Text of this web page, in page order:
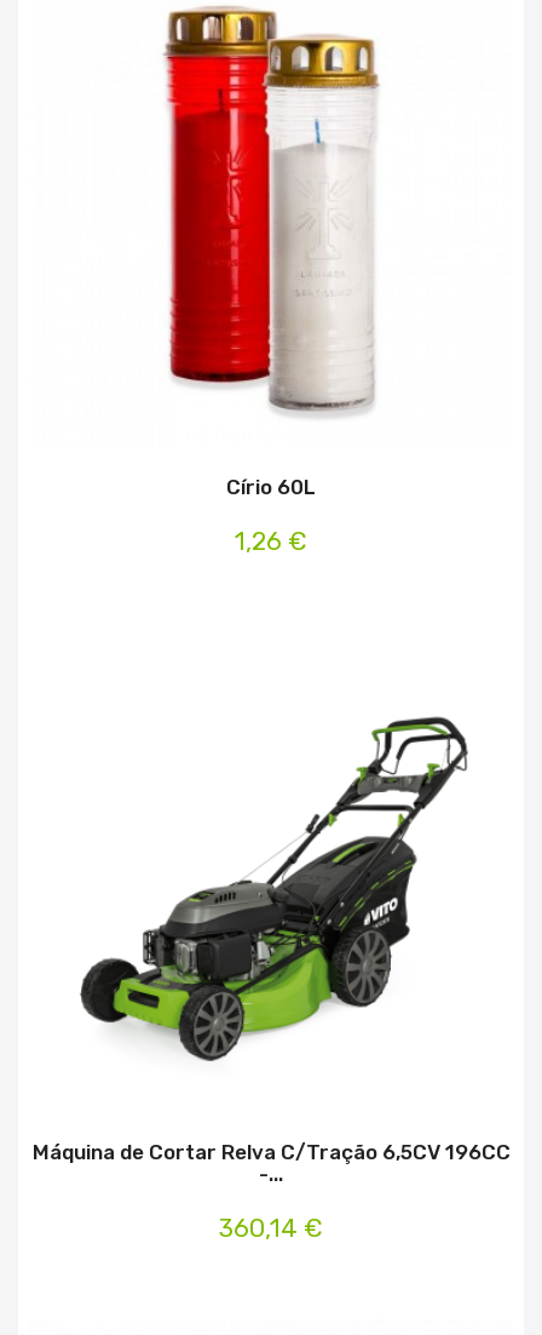
Círio 60L
1,26 €
Máquina de Cortar Relva C/Tração 6,5CV 196CC
-...
360,14 €